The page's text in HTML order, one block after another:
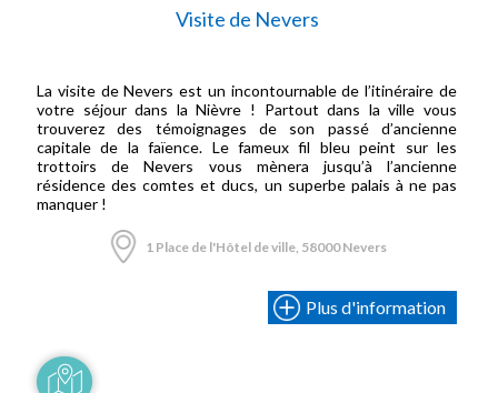
Visite de Nevers
La visite de Nevers est un incontournable de l’itinéraire de
votre séjour dans la Nièvre ! Partout dans la ville vous
trouverez des témoignages de son passé d’ancienne
capitale de la faïence. Le fameux fil bleu peint sur les
trottoirs de Nevers vous mènera jusqu’à l’ancienne
résidence des comtes et ducs, un superbe palais à ne pas
manquer !
1 Place de l'Hôtel de ville, 58000 Nevers
Plus d'information